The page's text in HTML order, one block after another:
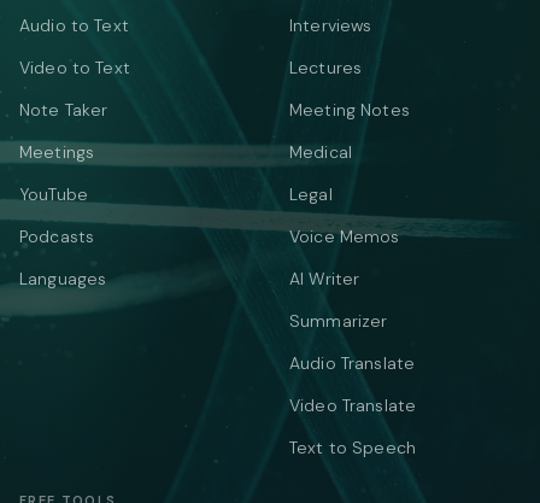
Audio to Text
Video to Text
Note Taker
Meetings
YouTube
Podcasts
Languages
Interviews
Lectures
Meeting Notes
Medical
Legal
Voice Memos
AI Writer
Summarizer
Audio Translate
Video Translate
Text to Speech